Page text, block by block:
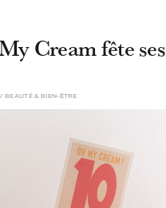
Cream fête ses
BEAUTÉ & BIEN-ÊTRE